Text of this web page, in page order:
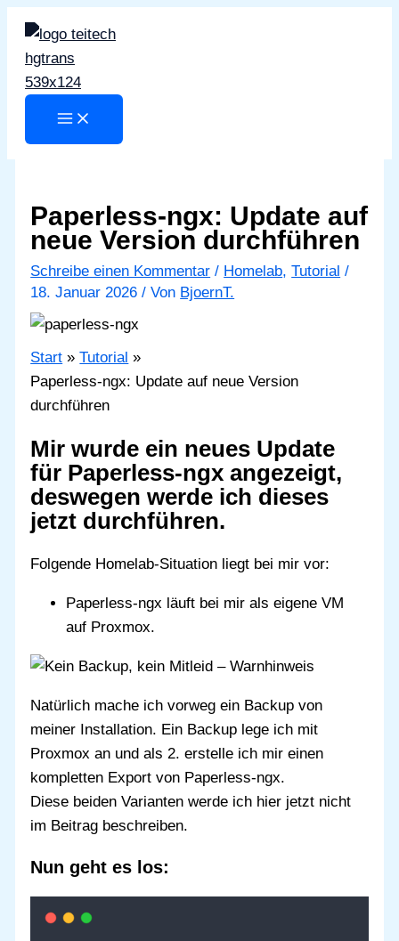
Zum
Inhalt
springen
Paperless-ngx: Update auf
neue Version durchführen
Schreibe einen Kommentar / Homelab,Tutorial /
18. Januar 2026/ Von BjoernT.
Start
Tutorial
Paperless-ngx: Update auf neue Version
durchführen
Mir wurde ein neues Update
für Paperless-ngx angezeigt,
deswegen werde ich dieses
jetzt durchführen.
Folgende Homelab-Situation liegt bei mir vor:
Paperless-ngx läuft bei mir als eigene VM
auf Proxmox.
Natürlich mache ich vorweg ein Backup von
meiner Installation. Ein Backup lege ich mit
Proxmox an und als 2. erstelle ich mir einen
kompletten Export von Paperless-ngx.
Diese beiden Varianten werde ich hier jetzt nicht
im Beitrag beschreiben.
Nun geht es los: